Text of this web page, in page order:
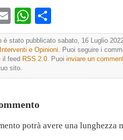
EmailWhatsApp
è stato pubblicato sabato, 16 Luglio
Interventi e Opinioni. Puoi seguire i
il feed RSS 2.0. Puoi inviare un
sito.
potrà avere una lunghezza